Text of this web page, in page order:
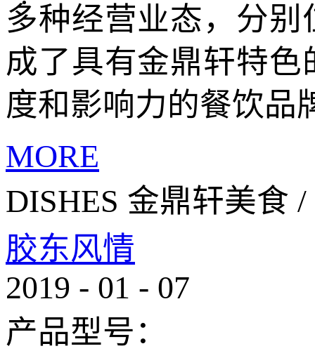
多种经营业态，分
成了具有金鼎轩特
度和影响力的餐饮品
MORE
DISHES 金鼎轩美食 /
胶东风情
2019 - 01 - 07
产品型号：